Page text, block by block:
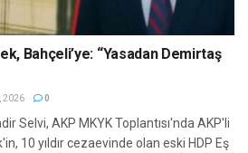
Bahçeli’ye: “Yasadan Demirtaş
2026 0
Selvi, AKP MKYK Toplantısı'nda AKP'li
10 yıldır cezaevinde olan eski HDP Eş